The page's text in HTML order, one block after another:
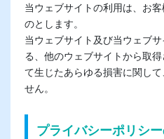
当ウェブサイトの利用は、お
のとします。
当ウェブサイト及び当ウェブ
る、他のウェブサイトから取
て生じたあらゆる損害に関し
せん。
プライバシーポリシ